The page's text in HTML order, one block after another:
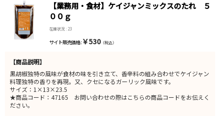
【業務用・食材】ケイジャンミックスのたれ ５
００ｇ
在庫状況 : 23
サイト販売価格 : ￥530（税込）
【商品説明】
黒胡椒独特の風味が食材の味を引き立て、香辛料の組み合わせでケイジャン
料理独特の香りを再現。又、クセになるガーリック風味です。
サイズ：1×13×23.5
★商品コード：47165 お問い合わせの際はこちらの商品コードをお伝えく
ださい。